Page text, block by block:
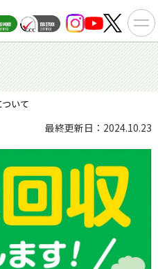
いて
最終更新日：2024.10.23